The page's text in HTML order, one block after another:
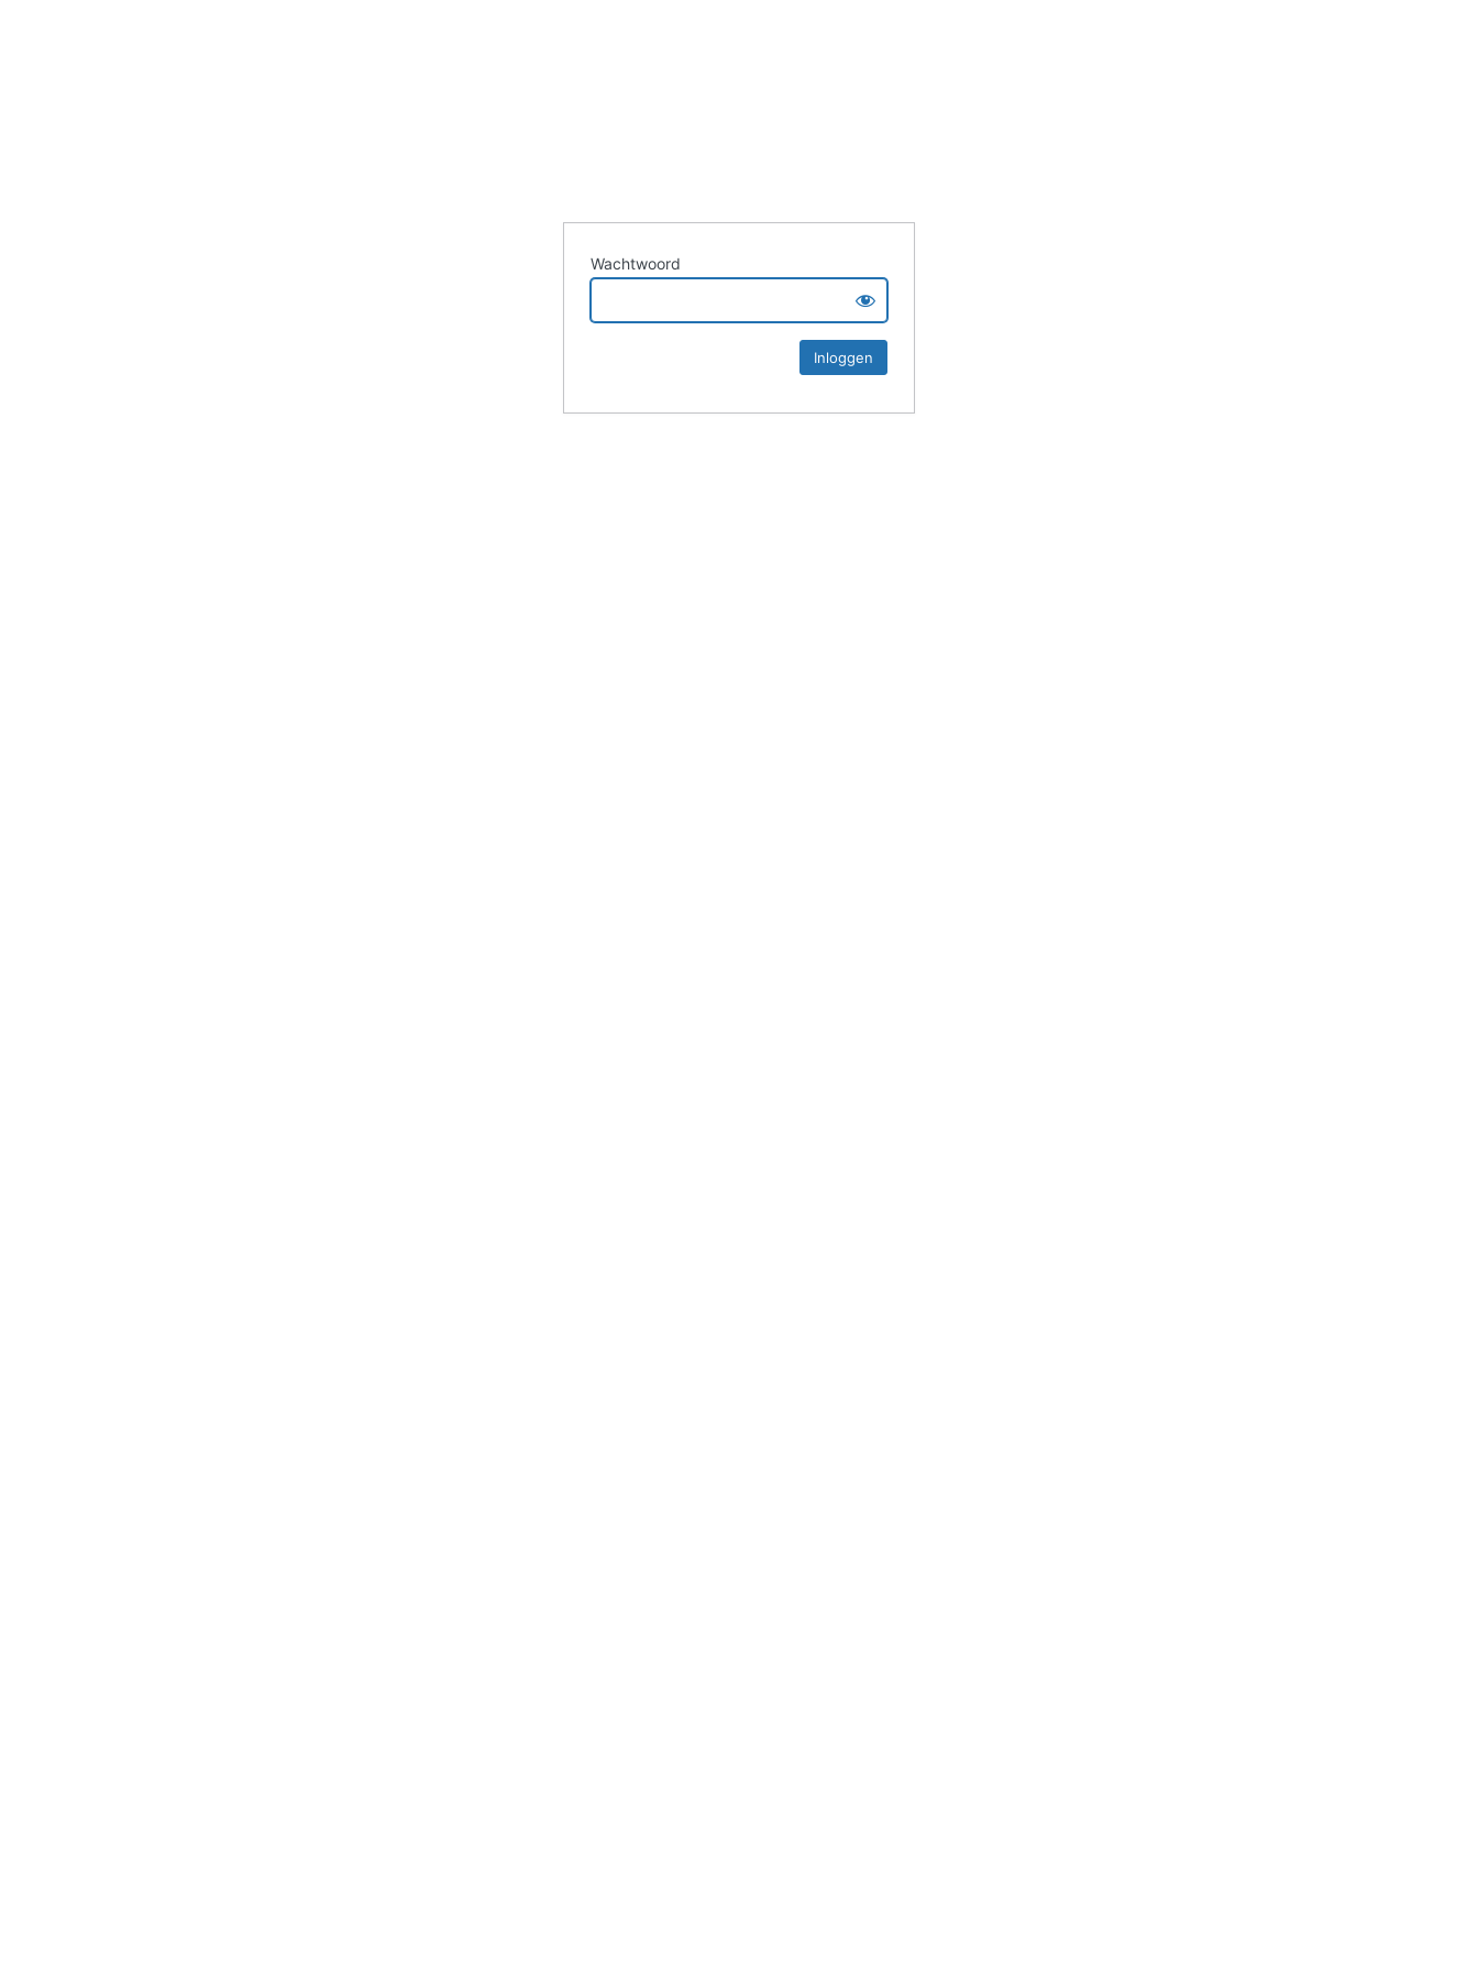
Wachtwoord